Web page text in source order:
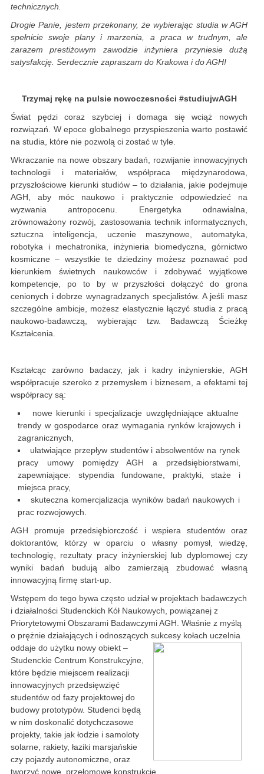
technicznych.
Drogie Panie, jestem przekonany, że wybierając studia w AGH
spełnicie swoje plany i marzenia, a praca w trudnym, ale
zarazem prestiżowym zawodzie inżyniera przyniesie dużą
satysfakcję. Serdecznie zapraszam do Krakowa i do AGH!
Trzymaj rękę na pulsie nowoczesności #studiujwAGH
Świat pędzi coraz szybciej i domaga się wciąż nowych
rozwiązań. W epoce globalnego przyspieszenia warto postawić
na studia, które nie pozwolą ci zostać w tyle.
Wkraczanie na nowe obszary badań, rozwijanie innowacyjnych
technologii i materiałów, współpraca międzynarodowa,
przyszłościowe kierunki studiów – to działania, jakie podejmuje
AGH, aby móc naukowo i praktycznie odpowiedzieć na
wyzwania antropocenu. Energetyka odnawialna,
zrównoważony rozwój, zastosowania technik informatycznych,
sztuczna inteligencja, uczenie maszynowe, automatyka,
robotyka i mechatronika, inżynieria biomedyczna, górnictwo
kosmiczne – wszystkie te dziedziny możesz poznawać pod
kierunkiem świetnych naukowców i zdobywać wyjątkowe
kompetencje, po to by w przyszłości dołączyć do grona
cenionych i dobrze wynagradzanych specjalistów. A jeśli masz
szczególne ambicje, możesz elastycznie łączyć studia z pracą
naukowo-badawczą, wybierając tzw. Badawczą Ścieżkę
Kształcenia.
Kształcąc zarówno badaczy, jak i kadry inżynierskie, AGH
współpracuje szeroko z przemysłem i biznesem, a efektami tej
współpracy są:
nowe kierunki i specjalizacje uwzględniające aktualne
trendy w gospodarce oraz wymagania rynków krajowych i
zagranicznych,
ułatwiające przepływ studentów i absolwentów na rynek
pracy umowy pomiędzy AGH a przedsiębiorstwami,
zapewniające: stypendia fundowane, praktyki, staże i
miejsca pracy,
skuteczna komercjalizacja wyników badań naukowych i
prac rozwojowych.
AGH promuje przedsiębiorczość i wspiera studentów oraz
doktorantów, którzy w oparciu o własny pomysł, wiedzę,
technologię, rezultaty pracy inżynierskiej lub dyplomowej czy
wyniki badań budują albo zamierzają zbudować własną
innowacyjną firmę start-up.
Wstępem do tego bywa często udział w projektach badawczych
i działalności Studenckich Kół Naukowych, powiązanej z
Priorytetowymi Obszarami Badawczymi AGH. Właśnie z myślą
o prężnie działających i odnoszących sukcesy kołach uczelnia
oddaje do użytku nowy obiekt –
Studenckie Centrum Konstrukcyjne,
które będzie miejscem realizacji
innowacyjnych przedsięwzięć
studentów od fazy projektowej do
budowy prototypów. Studenci będą
w nim doskonalić dotychczasowe
projekty, takie jak łodzie i samoloty
solarne, rakiety, łaziki marsjańskie
czy pojazdy autonomiczne, oraz
tworzyć nowe, przełomowe konstrukcje.